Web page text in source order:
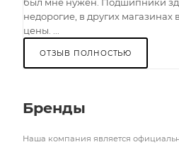
недорогие, в других
цены. ...
ОТЗЫВ ПОЛНОСТЬЮ
Бренды
Наша компания является